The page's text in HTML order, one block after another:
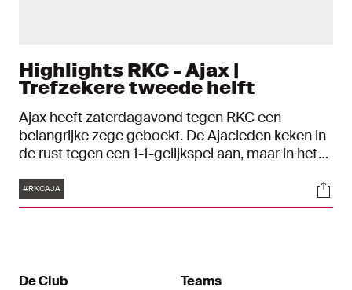
Highlights RKC - Ajax |
Trefzekere tweede helft
Ajax heeft zaterdagavond tegen RKC een
belangrijke zege geboekt. De Ajacieden keken in
de rust tegen een 1-1-gelijkspel aan, maar in het
Brobbey het team op sleeptouw. Het tweetal
stelde zodoende de overwinning veilig in
Tags
#RKCAJA
De Club
Teams